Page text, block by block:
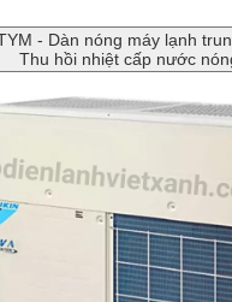
- Dàn nóng máy lạnh
Thu hồi nhiệt cấp nước